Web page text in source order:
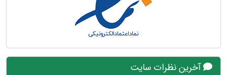
آخرین نظرات سایت